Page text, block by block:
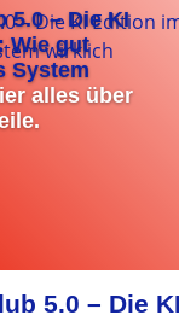
5.0 – Die KI
Wie gut
System
alles über
5.0 – Die